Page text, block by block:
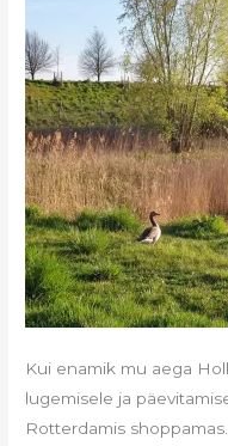
Kui enamik mu aega
lugemisele ja
Rotterdamis